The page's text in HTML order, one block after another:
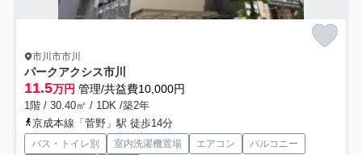
市川市市川
パークアクシス市川
11.5万円 管理/共益費10,000円
1階 / 30.40㎡ / 1DK /築2年
京成本線「菅野」駅 徒歩14分
バス・トイレ別 室内洗濯機置場 エアコン
バルコニー